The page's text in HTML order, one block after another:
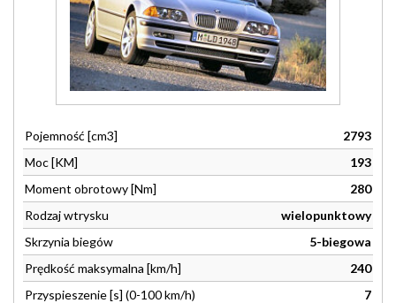
Pojemność [cm3]
2793
Moc [KM]
193
Moment obrotowy [Nm]
280
Rodzaj wtrysku
wielopunktowy
Skrzynia biegów
5-biegowa
Prędkość maksymalna [km/h]
240
Przyspieszenie [s] (0-100 km/h)
7